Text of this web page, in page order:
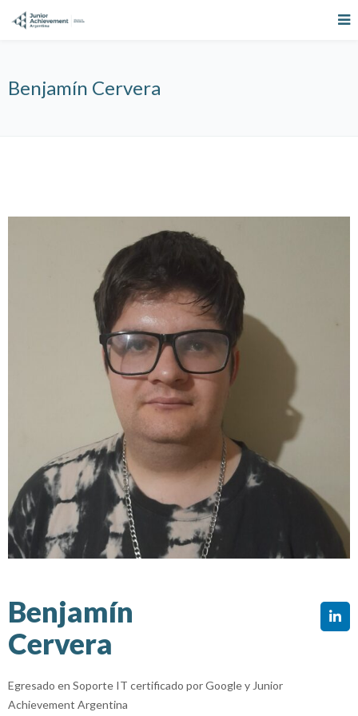
Benjamín Cervera
Benjamín
Cervera
Egresado en Soporte IT certificado por Google y Junior
Achievement Argentina